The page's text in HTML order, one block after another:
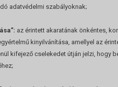
adatvédelmi szabályoknak;
az érintett akaratának önkéntes,
kinyilvánítása, amellyel az
kifejező cselekedet útján jelzi, hogy